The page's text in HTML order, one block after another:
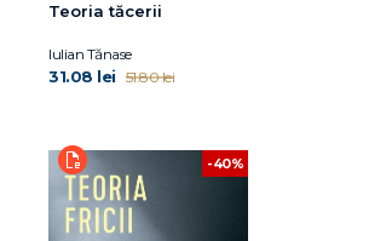
Teoria tăcerii
Iulian Tănase
31.08 lei 51.80 lei
-40%